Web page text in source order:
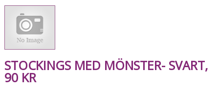
STOCKINGS MED MÖNSTER- SVART,
90 KR